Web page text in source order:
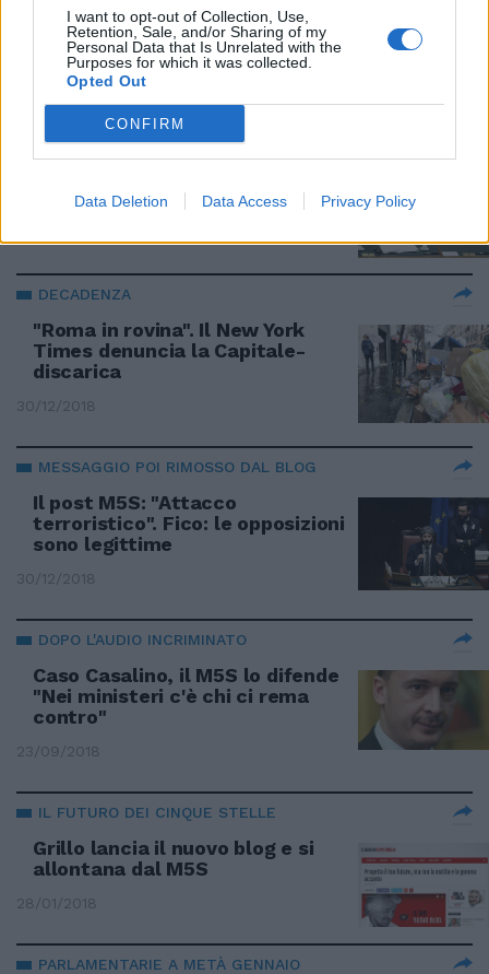
I want to opt-out of Collection, Use,
Retention, Sale, and/or Sharing of my
Personal Data that Is Unrelated with the
Purposes for which it was collected.
Opted Out
CONFIRM
Data Deletion Data Access Privacy Policy
voto M5S. Salvini: "Facciano
come vogliono"
17/02/2019
RIVOLTA GRILLINA
spaccati: "Quesito vomitevole"
DECADENZA
"Roma in rovina". Il New York
Times denuncia la Capitale-
discarica
30/12/2018
MESSAGGIO POI RIMOSSO DAL BLOG
Il post M5S: "Attacco
terroristico". Fico: le opposizioni
sono legittime
30/12/2018
DOPO L'AUDIO INCRIMINATO
Caso Casalino, il M5S lo difende
"Nei ministeri c'è chi ci rema
contro"
23/09/2018
IL FUTURO DEI CINQUE STELLE
Grillo lancia il nuovo blog e si
allontana dal M5S
28/01/2018
PARLAMENTARIE A METÀ GENNAIO